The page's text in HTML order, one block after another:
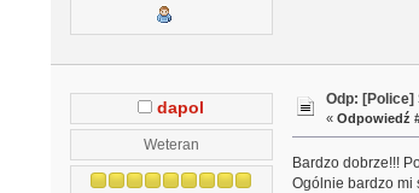
dapol
Weteran
Odp:
«Odpowiedź
Bardzo dobrze!!!
Ogólnie bardzo mi